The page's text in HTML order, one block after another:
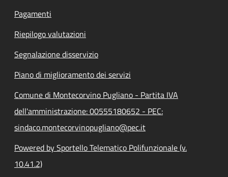
Pagamenti
Riepilogo valutazioni
Segnalazione disservizio
Piano di miglioramento dei servizi
Comune di Montecorvino Pugliano - Partita IVA
dell'amministrazione: 00555180652 - PEC:
sindaco.montecorvinopugliano@pec.it
Powered by Sportello Telematico Polifunzionale (v.
10.41.2)